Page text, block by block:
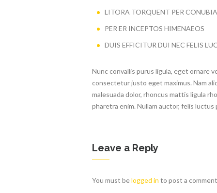
LITORA TORQUENT PER
PER ER INCEPTOS HIMENAEOS
DUIS EFFICITUR DUI NEC FELIS
Nunc convallis purus ligula, eget ornare
consectetur justo eget maximus. Nam
malesuada dolor, rhoncus mattis ligula
pharetra enim. Nullam auctor, felis luctus
Leave a Reply
You must belogged in to post a